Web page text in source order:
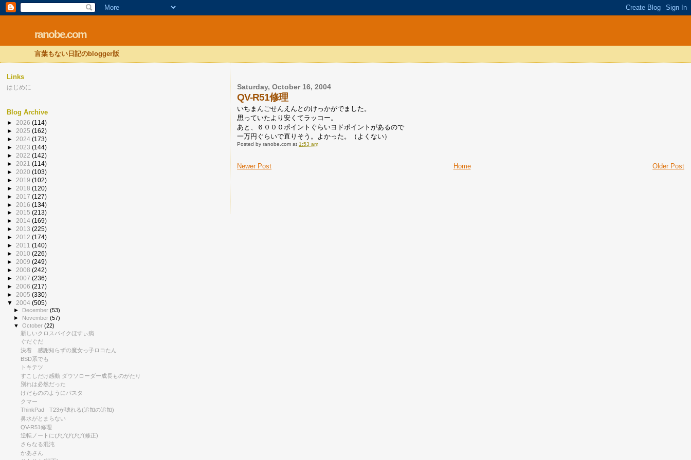
ranobe.com
言葉もない日記のblogger版
Saturday, October 16, 2004
QV-R51修理
いちまんごせんえんとのけっかがでました。
思っていたより安くてラッコー。
あと、６０００ポイントぐらいヨドポイントがあるので
一万円ぐらいで直りそう。よかった。（よくない）
Posted byranobe.com at 1:53 am
Newer Post Older Post
Home
Links
はじめに
Blog Archive
► 2026 (114)
► 2025 (162)
► 2024 (173)
► 2023 (144)
► 2022 (142)
► 2021 (114)
► 2020 (103)
► 2019 (102)
► 2018 (120)
► 2017 (127)
► 2016 (134)
► 2015 (213)
► 2014 (169)
► 2013 (225)
► 2012 (174)
► 2011 (140)
► 2010 (226)
► 2009 (249)
► 2008 (242)
► 2007 (236)
► 2006 (217)
► 2005 (330)
▼ 2004 (505)
► December(53)
► November(57)
▼October(22)
新しいクロスバイクほすぃ病
ぐだぐだ
決着 感謝知らずの魔女っ子ロコたん
BSD系でも
トキテツ
すこしだけ感動 ダウソローダー成長ものがたり
別れは必然だった
けだもののようにパスタ
クマー
ThinkPad T23が壊れる(追加の追加)
鼻水がとまらない
QV-R51修理
逆転ノートにびびびびび(修正)
さらなる混沌
かあさん